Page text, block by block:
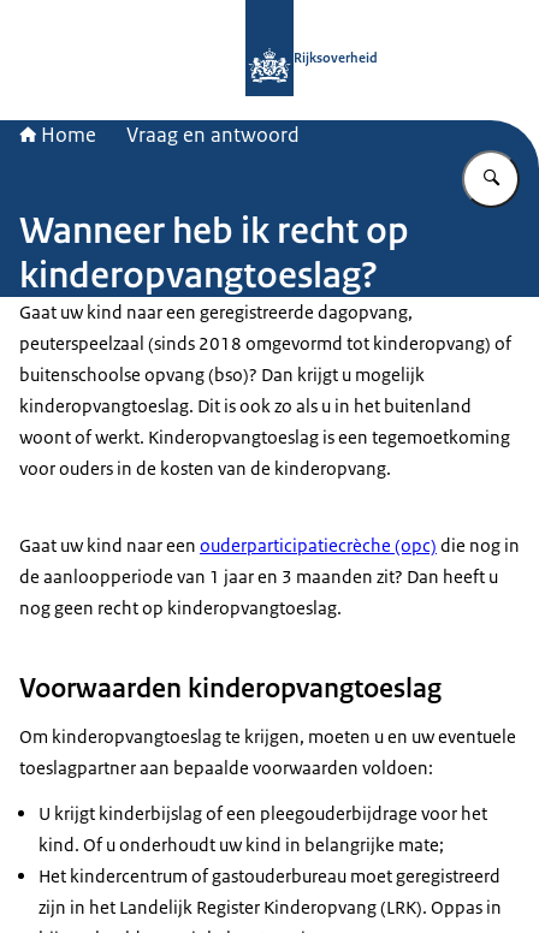
Rijksoverheid
Home Vraag en antwoord
Wanneer heb ik recht op
kinderopvangtoeslag?
Gaat uw kind naar een geregistreerde dagopvang,
peuterspeelzaal (sinds 2018 omgevormd tot kinderopvang) of
buitenschoolse opvang (bso)? Dan krijgt u mogelijk
kinderopvangtoeslag. Dit is ook zo als u in het buitenland
woont of werkt. Kinderopvangtoeslag is een tegemoetkoming
voor ouders in de kosten van de kinderopvang.
Gaat uw kind naar een ouderparticipatiecrèche (opc) die nog in
de aanloopperiode van 1 jaar en 3 maanden zit? Dan heeft u
nog geen recht op kinderopvangtoeslag.
Voorwaarden kinderopvangtoeslag
Om kinderopvangtoeslag te krijgen, moeten u en uw eventuele
toeslagpartner aan bepaalde voorwaarden voldoen:
U krijgt kinderbijslag of een pleegouderbijdrage voor het
kind. Of u onderhoudt uw kind in belangrijke mate;
Het kindercentrum of gastouderbureau moet geregistreerd
zijn in het Landelijk Register Kinderopvang (LRK). Oppas in